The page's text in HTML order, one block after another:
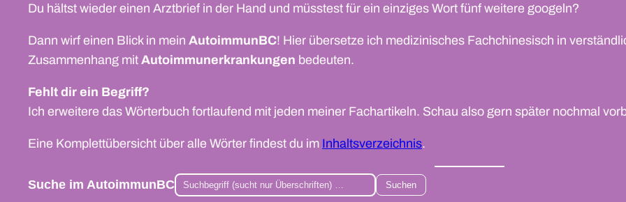
Du hältst wieder einen Arztbrief in der Hand und müsstest für ein einziges Wort fünf weitere googeln?
Dann wirf einen Blick in mein AutoimmunBC! Hier übersetze ich medizinisches Fachchinesisch in
Zusammenhang mit Autoimmunerkrankungen bedeuten.
Fehlt dir ein Begriff?
Ich erweitere das Wörterbuch fortlaufend mit jeden meiner Fachartikeln. Schau also gern später nochmal
Eine Komplettübersicht über alle Wörter findest du im Inhaltsverzeichnis.
Suche im AutoimmunBC Suchen